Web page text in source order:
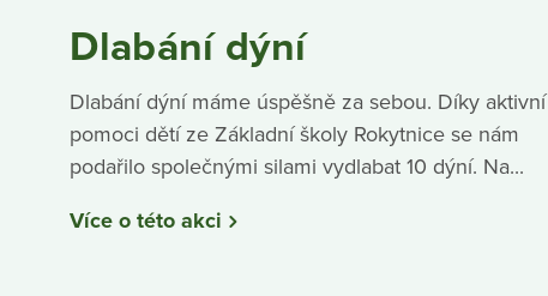
Dlabání dýní
Dlabání dýní máme úspěšně za sebou. Díky aktivní
pomoci dětí ze Základní školy Rokytnice se nám
podařilo společnými silami vydlabat 10 dýní. Na...
Více o této akci